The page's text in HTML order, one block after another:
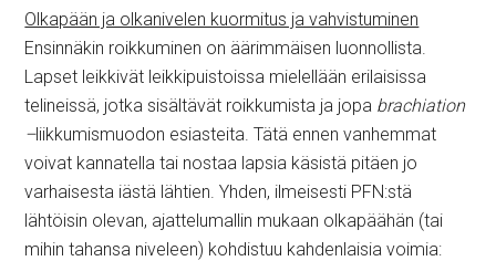
Olkapään ja olkanivelen kuormitus ja vahvistuminen
Ensinnäkin roikkuminen on äärimmäisen luonnollista.
Lapset leikkivät leikkipuistoissa mielellään erilaisissa
telineissä, jotka sisältävät roikkumista ja jopa brachiation
–liikkumismuodon esiasteita. Tätä ennen vanhemmat
voivat kannatella tai nostaa lapsia käsistä pitäen jo
varhaisesta iästä lähtien. Yhden, ilmeisesti PFN:stä
lähtöisin olevan, ajattelumallin mukaan olkapäähän (tai
mihin tahansa niveleen) kohdistuu kahdenlaisia voimia: